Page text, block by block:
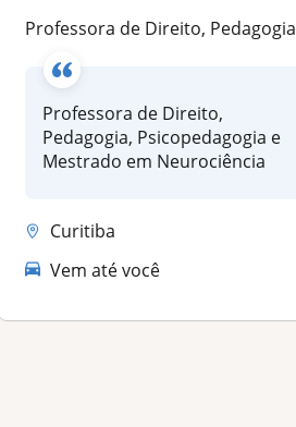
Professora de Direito, Pedagogia, Psicopedagogia e Mestrado em Neurociência
Professora de Direito,
Pedagogia, Psicopedagogia e
Mestrado em Neurociência
Curitiba
Vem até você